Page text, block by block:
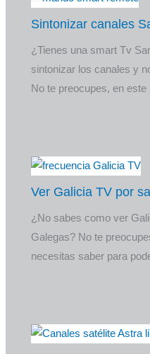
Sintonizar canales
¿Tienes una smart Tv
sintonizar los canales y
No te preocupes, en
Ver Galicia TV por
¿No sabes como ver
Galegas? No te
necesitas saber para